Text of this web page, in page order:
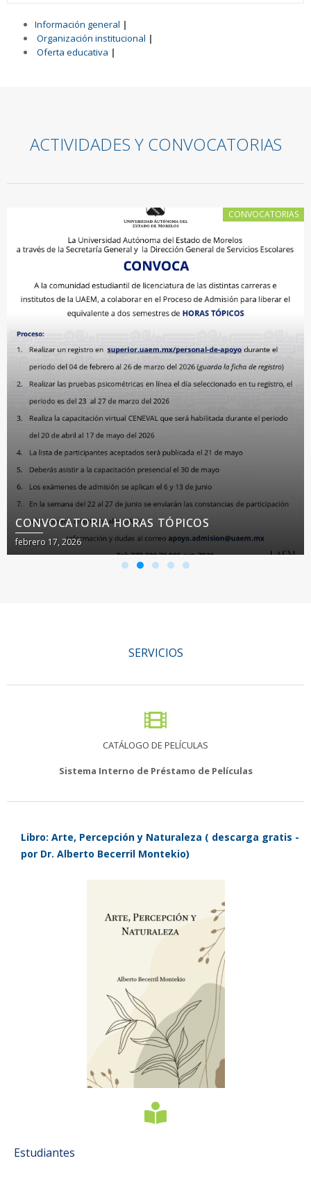
Información general |
Organización institucional |
Oferta educativa |
ACTIVIDADES Y CONVOCATORIAS
CONVOCATORIAS
CONVOCATORIA HORAS TÓPICOS
febrero 17, 2026
SERVICIOS
CATÁLOGO DE PELÍCULAS
Sistema Interno de Préstamo de Películas
Libro: Arte, Percepción y Naturaleza ( descarga gratis -
por Dr. Alberto Becerril Montekio)
Estudiantes